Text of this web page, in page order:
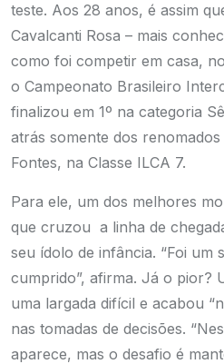
teste. Aos 28 anos, é assim
Cavalcanti Rosa – mais
como foi competir em casa,
o Campeonato Brasileiro
finalizou em 1º na categoria
atrás somente dos
Fontes, na Classe ILCA 7.
Para ele, um dos melhores
que cruzou a linha de
seu ídolo de infância. “Foi um
cumprido”, afirma. Já o pior?
uma largada difícil e acabou
nas tomadas de decisões.
aparece, mas o desafio é